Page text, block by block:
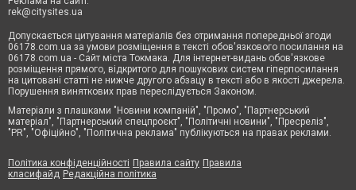
rek@citysites.ua
Допускається цитування матеріалів без отримання попередньої згоди
06178.com.ua за умови розміщення в тексті обов'язкового посилання на
06178.com.ua - Сайт міста Токмака. Для інтернет-видань обов'язкове
розміщення прямого, відкритого для пошукових систем гіперпосилання
на цитовані статті не нижче другого абзацу в тексті або в якості джерела.
Порушення виняткових прав переслідується Законом.
Матеріали з плашками "Новини компаній", "Промо", "Партнерський
матеріал", "Партнерський спецпроєкт", "Політичні новини", "Пресреліз",
"PR", "Офіційно", "Політична реклама" публікуються на правах реклами.
Політика конфіденційності Правила сайту Правила
класифайд Редакційна політика